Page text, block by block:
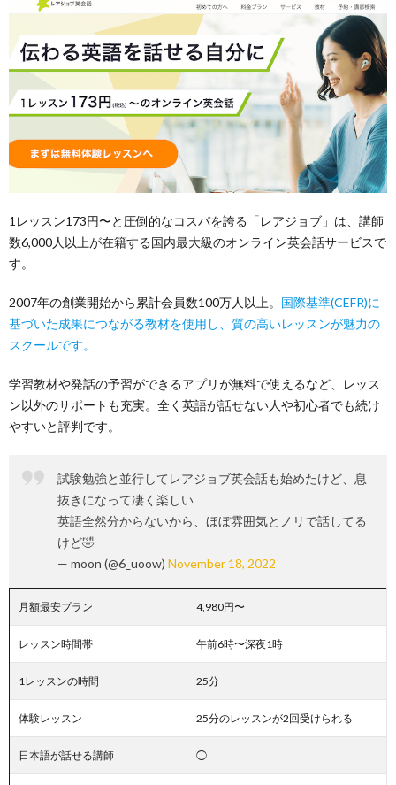
1レッスン173円〜と圧倒的なコスパを誇る「レアジョブ」は、講師
数6,000人以上が在籍する国内最大級のオンライン英会話サービスで
す。
2007年の創業開始から累計会員数100万人以上。 国際基準(CEFR)に
基づいた成果につながる教材を使用し、質の高いレッスンが魅力の
スクールです。
学習教材や発話の予習ができるアプリが無料で使えるなど、レッス
ン以外のサポートも充実。全く英語が話せない人や初心者でも続け
やすいと評判です。
試験勉強と並行してレアジョブ英会話も始めたけど、息
抜きになって凄く楽しい
英語全然分からないから、ほぼ雰囲気とノリで話してる
けど🤣
— moon (@6_uoow) November 18, 2022
月額最安プラン 4,980円〜
レッスン時間帯 午前6時〜深夜1時
1レッスンの時間 25分
体験レッスン 25分のレッスンが2回受けられる
日本語が話せる講師 ◯